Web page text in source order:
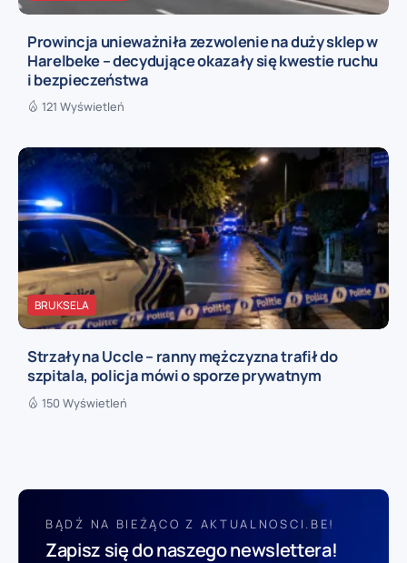
Prowincja unieważniła zezwolenie na duży sklep w
Harelbeke – decydujące okazały się kwestie ruchu
i bezpieczeństwa
121 Wyświetleń
BRUKSELA
Strzały na Uccle – ranny mężczyzna trafił do
szpitala, policja mówi o sporze prywatnym
150 Wyświetleń
BĄDŹ NA BIEŻĄCO Z AKTUALNOSCI.BE!
Zapisz się do naszego newslettera!